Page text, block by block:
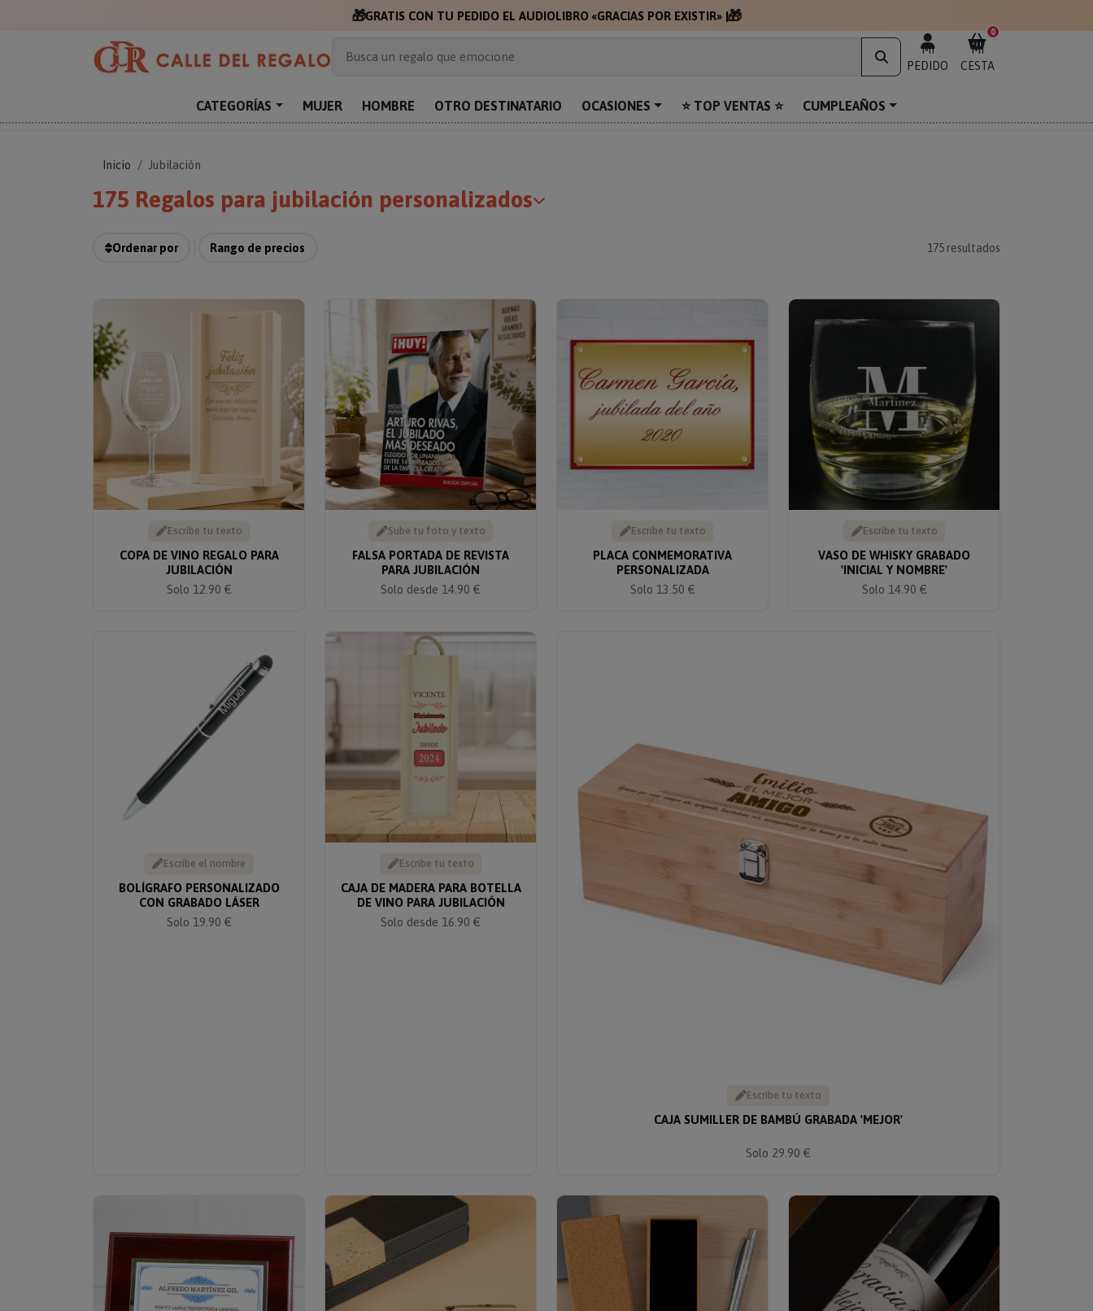
🎁GRAT 🎁
Busca un regalo que emocione
Regalos personalizados para sorprender
MI
PEDIDO
0
MI
CESTA
CATEGORÍAS MUJER HOMBRE OTRO DESTINATARIO OCASIONES ⭐ TOP VENTAS ⭐ CUMPLEAÑOS
Inicio Jubilación
175 Regalos para jubilación personalizados
Ordenar por Rango de precios 175 resultados
Escribe tu texto
COPA DE VINO REGALO PARA
JUBILACIÓN
Solo 12.90 €
Sube tu foto y texto
FALSA PORTADA DE REVISTA
PARA JUBILACIÓN
Solo desde 14.90 €
Escribe tu texto
PLACA CONMEMORATIVA
PERSONALIZADA
Solo 13.50 €
Escribe tu texto
VASO DE WHISKY GRABADO
'INICIAL Y NOMBRE'
Solo 14.90 €
Escribe el nombre
BOLÍGRAFO PERSONALIZADO
CON GRABADO LÁSER
Solo 19.90 €
Escribe tu texto
CAJA DE MADERA PARA BOTELLA
DE VINO PARA JUBILACIÓN
Solo desde 16.90 €
Escribe tu texto
CAJA SUMILLER DE BAMBÚ GRABADA 'MEJOR'
Solo 29.90 €